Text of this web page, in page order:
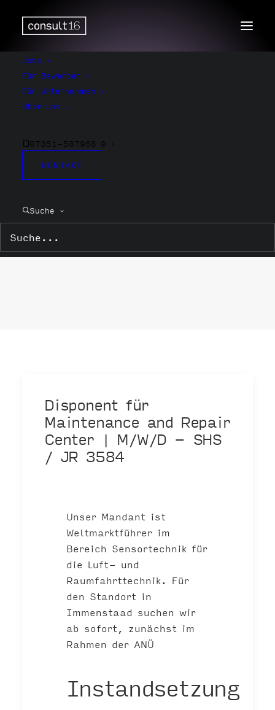
Jobs
Für Bewerber
Für Unternehmen
Über uns
07351-587968 0
KONTAKT
Suche
Instandsetzung
Disponent für
Maintenance and Repair
Center | M/W/D - SHS
/ JR 3584
Unser Mandant ist
Weltmarktführer im
Bereich Sensortechnik für
die Luft- und
Raumfahrttechnik. Für
den Standort in
Immenstaad suchen wir
ab sofort, zunächst im
Rahmen der ANÜ
Instandsetzung